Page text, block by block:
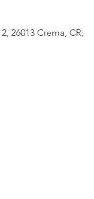
26013 Crema, CR,